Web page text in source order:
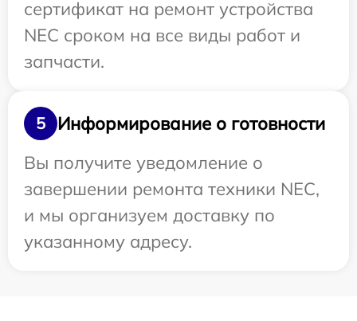
сертификат на ремонт устройства
NEC сроком на все виды работ и
запчасти.
5
Информирование о готовности
Вы получите уведомление о
завершении ремонта техники NEC,
и мы организуем доставку по
указанному адресу.